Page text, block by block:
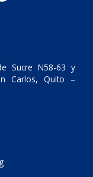
Sucre N58-63 y
Carlos, Quito –